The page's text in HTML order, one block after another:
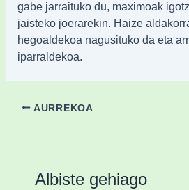
gabe jarraituko du, maximoak
jaisteko joerarekin. Haize
hegoaldekoa nagusituko da eta
iparraldekoa.
AURREKOA
Albiste gehiago